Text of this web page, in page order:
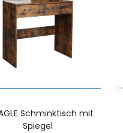
Schminktisch mit
Spiegel